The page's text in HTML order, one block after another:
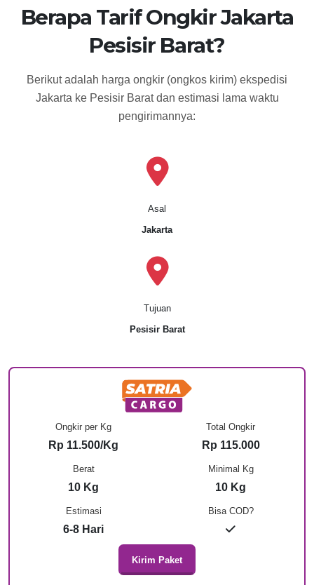
Berapa Tarif Ongkir Jakarta
Pesisir Barat?
Berikut adalah harga ongkir (ongkos kirim) ekspedisi
Jakarta ke Pesisir Barat dan estimasi lama waktu
pengirimannya:
Asal
Jakarta
Tujuan
Pesisir Barat
Bisa COD?
Ongkir per Kg
Rp 11.500/Kg
Total Ongkir
Rp 115.000
Berat
10 Kg
Minimal Kg
10 Kg
Estimasi
6-8 Hari
Kirim Paket